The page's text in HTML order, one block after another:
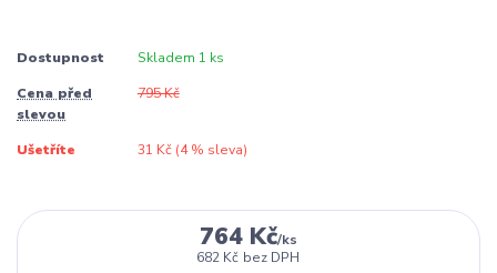
Dostupnost Skladem 1 ks
Cena před
slevou
795 Kč
Ušetříte 31 Kč (4% sleva)
764 Kč/ks
682 Kč bez DPH